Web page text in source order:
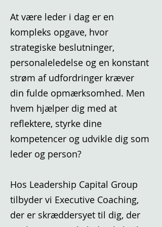
At være leder i dag er en
kompleks opgave, hvor
strategiske beslutninger,
personaleledelse og en konstant
strøm af udfordringer kræver
din fulde opmærksomhed. Men
hvem hjælper dig med at
reflektere, styrke dine
kompetencer og udvikle dig som
leder og person?
Hos Leadership Capital Group
tilbyder vi Executive Coaching,
der er skræddersyet til dig, der